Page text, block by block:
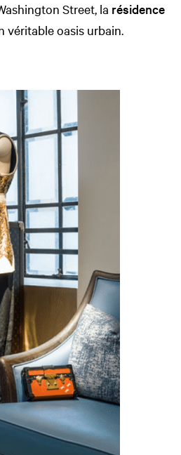
Street, la résidence
véritable oasis urbain.